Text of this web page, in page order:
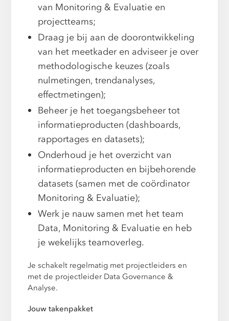
van Monitoring & Evaluatie en
projectteams;
Draag je bij aan de doorontwikkeling
van het meetkader en adviseer je over
methodologische keuzes (zoals
nulmetingen, trendanalyses,
effectmetingen);
Beheer je het toegangsbeheer tot
informatieproducten (dashboards,
rapportages en datasets);
Onderhoud je het overzicht van
informatieproducten en bijbehorende
datasets (samen met de coördinator
Monitoring & Evaluatie);
Werk je nauw samen met het team
Data, Monitoring & Evaluatie en heb
je wekelijks teamoverleg.
Je schakelt regelmatig met projectleiders en
met de projectleider Data Governance &
Analyse.
Jouw takenpakket